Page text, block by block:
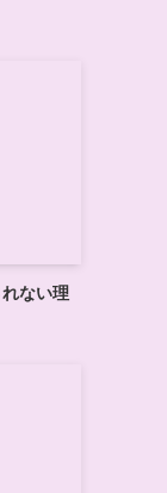
ない理